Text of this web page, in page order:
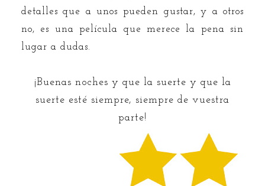
detalles que a unos pueden gustar, y a otros
no, es una película que merece la pena sin
lugar a dudas.
¡Buenas noches y que la suerte y que la
suerte esté siempre, siempre de vuestra
parte!